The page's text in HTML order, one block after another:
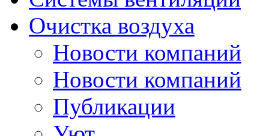
Очистка воздуха
Новости компаний
Новости компаний
Публикации